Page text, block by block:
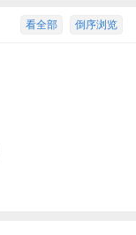
倒序浏览
看全部